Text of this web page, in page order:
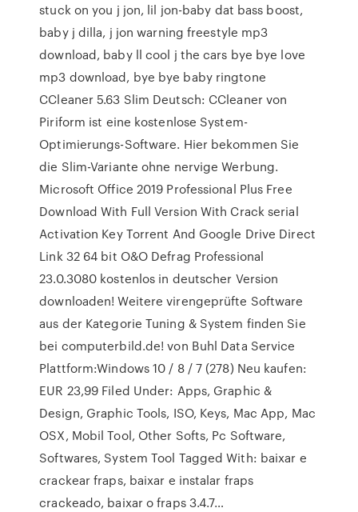
stuck on you j jon, lil jon-baby dat bass boost,
baby j dilla, j jon warning freestyle mp3
download, baby ll cool j the cars bye bye love
mp3 download, bye bye baby ringtone
CCleaner 5.63 Slim Deutsch: CCleaner von
Piriform ist eine kostenlose System-
Optimierungs-Software. Hier bekommen Sie
die Slim-Variante ohne nervige Werbung.
Microsoft Office 2019 Professional Plus Free
Download With Full Version With Crack serial
Activation Key Torrent And Google Drive Direct
Link 32 64 bit O&O Defrag Professional
23.0.3080 kostenlos in deutscher Version
downloaden! Weitere virengeprüfte Software
aus der Kategorie Tuning & System finden Sie
bei computerbild.de! von Buhl Data Service
Plattform:Windows 10 / 8 / 7 (278) Neu kaufen:
EUR 23,99 Filed Under: Apps, Graphic &
Design, Graphic Tools, ISO, Keys, Mac App, Mac
OSX, Mobil Tool, Other Softs, Pc Software,
Softwares, System Tool Tagged With: baixar e
crackear fraps, baixar e instalar fraps
crackeado, baixar o fraps 3.4.7…